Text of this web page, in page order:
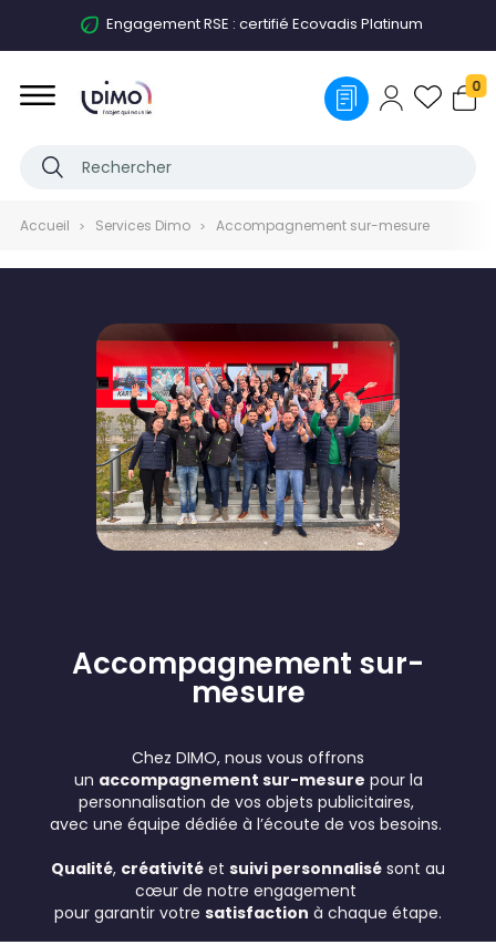
Engagement RSE : certifié Ecovadis Platinum
0
Accueil Services Dimo Accompagnement sur-mesure
Accompagnement sur-
mesure
Chez DIMO, nous vous offrons
un accompagnement sur-mesure pour la
personnalisation de vos objets publicitaires,
avec une équipe dédiée à l’écoute de vos besoins.
Qualité, créativité et suivi personnalisé sont au
cœur de notre engagement
pour garantir votre satisfaction à chaque étape.